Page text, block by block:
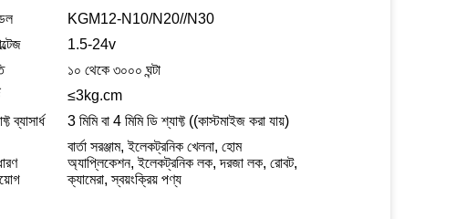
KGM12-N10/N20//N30
1.5-24v
১০ থেকে ৩০০০ ঘন্টা
≤3kg.cm
ব্যাসার্ধ
3 মিমি বা 4 মিমি ডি শ্যাফ্ট ((কাস্টমাইজ করা যায়)
বার্তা সরঞ্জাম, ইলেকট্রনিক খেলনা, হোম
অ্যাপ্লিকেশন, ইলেকট্রনিক লক, দরজা লক, রোবট,
ক্যামেরা, স্বয়ংক্রিয় পণ্য